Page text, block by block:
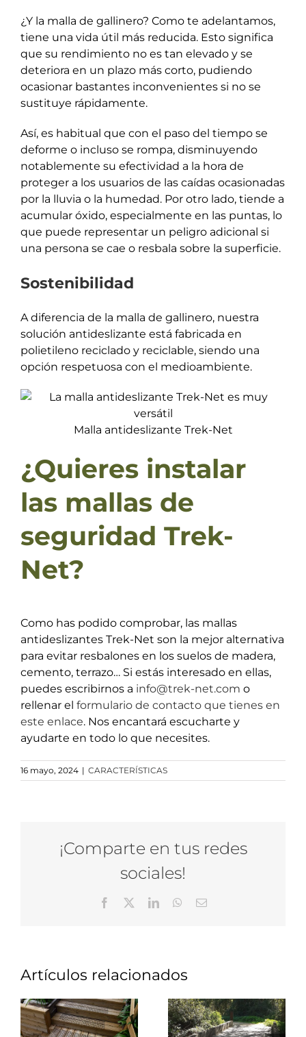
¿Y la malla de gallinero? Como te adelantamos,
tiene una vida útil más reducida. Esto significa
que su rendimiento no es tan elevado y se
deteriora en un plazo más corto, pudiendo
ocasionar bastantes inconvenientes si no se
sustituye rápidamente.
Así, es habitual que con el paso del tiempo se
deforme o incluso se rompa, disminuyendo
notablemente su efectividad a la hora de
proteger a los usuarios de las caídas ocasionadas
por la lluvia o la humedad. Por otro lado, tiende a
acumular óxido, especialmente en las puntas, lo
que puede representar un peligro adicional si
una persona se cae o resbala sobre la superficie.
Sostenibilidad
A diferencia de la malla de gallinero, nuestra
solución antideslizante está fabricada en
polietileno reciclado y reciclable, siendo una
opción respetuosa con el medioambiente.
Malla antideslizante Trek-Net
¿Quieres instalar
las mallas de
seguridad Trek-
Net?
Como has podido comprobar, las mallas
antideslizantes Trek-Net son la mejor alternativa
para evitar resbalones en los suelos de madera,
cemento, terrazo… Si estás interesado en ellas,
puedes escribirnos a info@trek-net.com o
rellenar el formulario de contacto que tienes en
este enlace. Nos encantará escucharte y
ayudarte en todo lo que necesites.
16 mayo, 2024 | CARACTERÍSTICAS
¡Comparte en tus redes
sociales!
Facebook LinkedInWhatsApp
Correo
Artículos relacionados